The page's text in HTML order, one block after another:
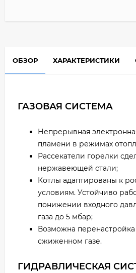
ОБЗОР ХАРАКТЕРИСТИКИ
ГАЗОВАЯ СИСТЕМА
Непрерывная
пламени в режимах
Рассекатели горелки
нержавеющей стали;
Котлы адаптированы к
условиям. Устойчиво
понижении входного
газа до 5 мбар;
Возможна
сжиженном газе.
ГИДРАВЛИЧЕСКАЯ